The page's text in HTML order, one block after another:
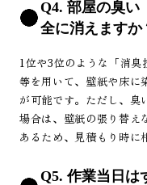
Q4. 部屋の臭い
全に消えますか
1位や3位のような「消
等を用いて、壁紙や床に
が可能です。ただし、臭
場合は、壁紙の張り替え
あるため、見積もり時に
Q5. 作業当日は